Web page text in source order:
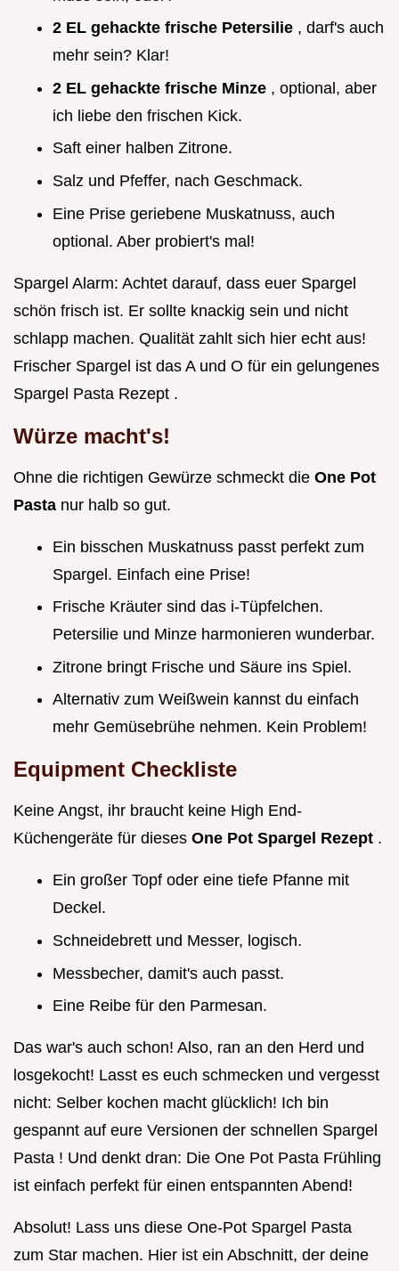
2 EL gehackte frische Petersilie , darf's auch
mehr sein? Klar!
2 EL gehackte frische Minze , optional, aber
ich liebe den frischen Kick.
Saft einer halben Zitrone.
Salz und Pfeffer, nach Geschmack.
Eine Prise geriebene Muskatnuss, auch
optional. Aber probiert's mal!
Spargel Alarm: Achtet darauf, dass euer Spargel
schön frisch ist. Er sollte knackig sein und nicht
schlapp machen. Qualität zahlt sich hier echt aus!
Frischer Spargel ist das A und O für ein gelungenes
Spargel Pasta Rezept .
Würze macht's!
Ohne die richtigen Gewürze schmeckt die One Pot
Pasta nur halb so gut.
Ein bisschen Muskatnuss passt perfekt zum
Spargel. Einfach eine Prise!
Frische Kräuter sind das i-Tüpfelchen.
Petersilie und Minze harmonieren wunderbar.
Zitrone bringt Frische und Säure ins Spiel.
Alternativ zum Weißwein kannst du einfach
mehr Gemüsebrühe nehmen. Kein Problem!
Equipment Checkliste
Keine Angst, ihr braucht keine High End-
Küchengeräte für dieses One Pot Spargel Rezept .
Ein großer Topf oder eine tiefe Pfanne mit
Deckel.
Schneidebrett und Messer, logisch.
Messbecher, damit's auch passt.
Eine Reibe für den Parmesan.
Das war's auch schon! Also, ran an den Herd und
losgekocht! Lasst es euch schmecken und vergesst
nicht: Selber kochen macht glücklich! Ich bin
gespannt auf eure Versionen der schnellen Spargel
Pasta ! Und denkt dran: Die One Pot Pasta Frühling
ist einfach perfekt für einen entspannten Abend!
Absolut! Lass uns diese One-Pot Spargel Pasta
zum Star machen. Hier ist ein Abschnitt, der deine